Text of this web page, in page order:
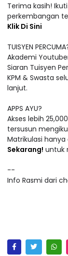
Terima kasih!
perkembangan
Klik Di Sini
TUISYEN
Akademi
Siaran Tuisyen
KPM & Swasta
lanjut.
APPS AYU?
Akses lebih
tersusun
Matrikulasi hanya
Sekarang! untuk
--
Info Rasmi dari